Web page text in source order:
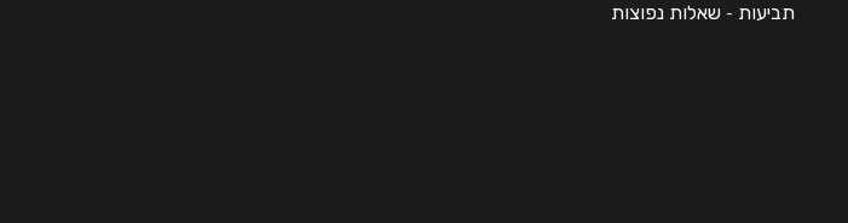
תביעות - שאלות נפוצות